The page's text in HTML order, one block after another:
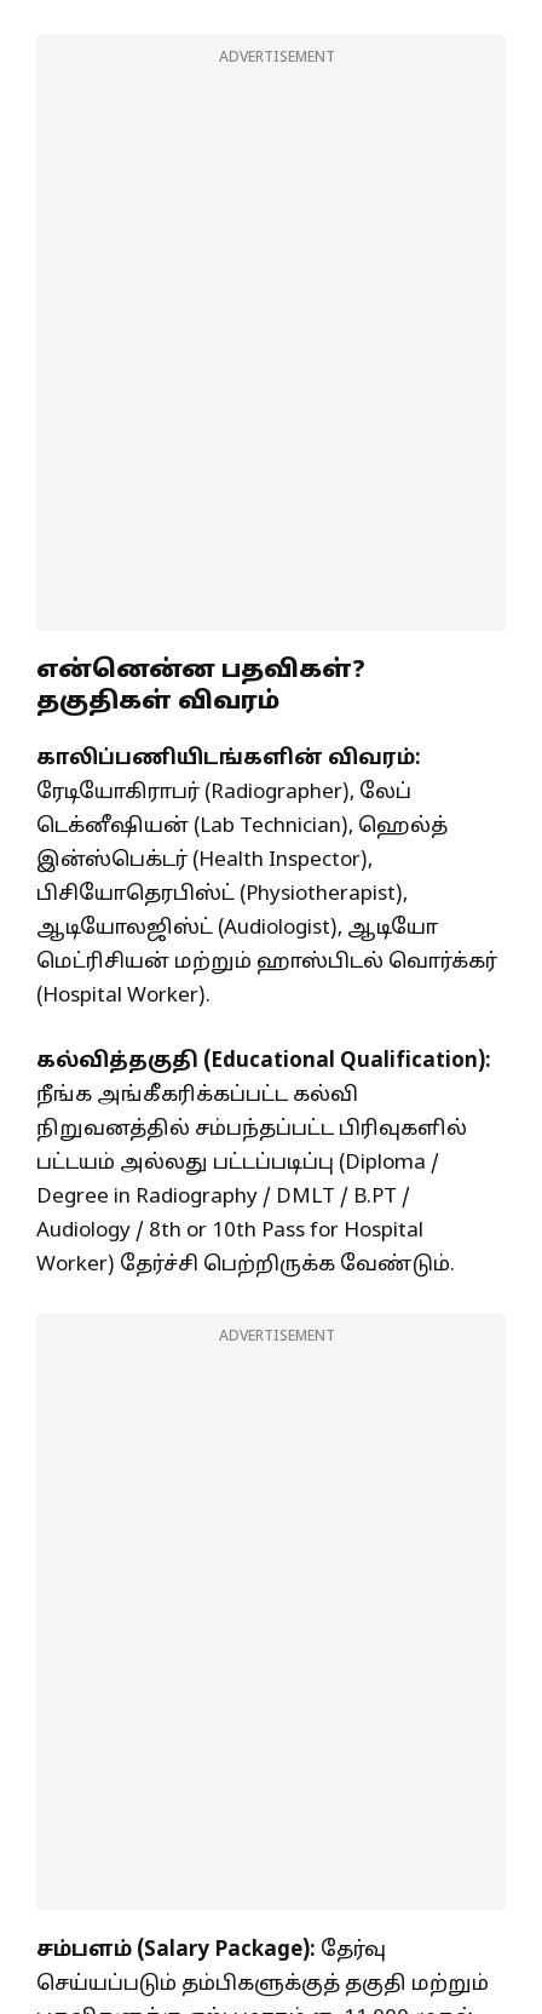
ADVERTISEMENT
என்னென்ன பதவிகள்?
தகுதிகள் விவரம்
காலிப்பணியிடங்களின் விவரம்:
ரேடியோகிராபர் (Radiographer), லேப்
டெக்னீஷியன் (Lab Technician), ஹெல்த்
இன்ஸ்பெக்டர் (Health Inspector),
பிசியோதெரபிஸ்ட் (Physiotherapist),
ஆடியோலஜிஸ்ட் (Audiologist), ஆடியோ
மெட்ரிசியன் மற்றும் ஹாஸ்பிடல் வொர்க்கர்
(Hospital Worker).
கல்வித்தகுதி (Educational Qualification):
நீங்க அங்கீகரிக்கப்பட்ட கல்வி
நிறுவனத்தில் சம்பந்தப்பட்ட பிரிவுகளில்
பட்டயம் அல்லது பட்டப்படிப்பு (Diploma /
Degree in Radiography / DMLT / B.PT /
Audiology / 8th or 10th Pass for Hospital
Worker) தேர்ச்சி பெற்றிருக்க வேண்டும்.
ADVERTISEMENT
சம்பளம் (Salary Package): தேர்வு
செய்யப்படும் தம்பிகளுக்குத் தகுதி மற்றும்